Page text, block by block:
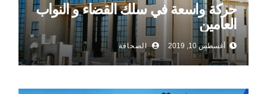
حركة واسعة في سلك القضاء و النواب
العامين
أغسطس 10, 2019 الصحافة